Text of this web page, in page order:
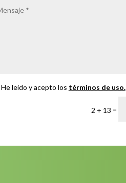
He leído y acepto los términos de uso.
2 + 13 =